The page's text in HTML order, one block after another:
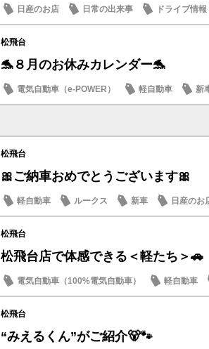
日産のお店 日常の出来事 ドライブ情報
松飛台
🐬８月のお休みカレンダー🐬
電気自動車（e-POWER） 軽自動車
新
日産のお店
松飛台
🎀ご納車おめでとうございます🎀
軽自動車 ルークス 新車 日産のお
松飛台
松飛台店で体感できる＜軽たち＞🚗
電気自動車（100%電気自動車）
軽自動車
サクラ
松飛台
“みえるくん”がご紹介🐻🐾